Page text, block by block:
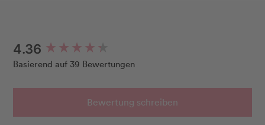
4.36
Basierend auf 39 Bewertungen
Bewertung schreiben
New content loaded